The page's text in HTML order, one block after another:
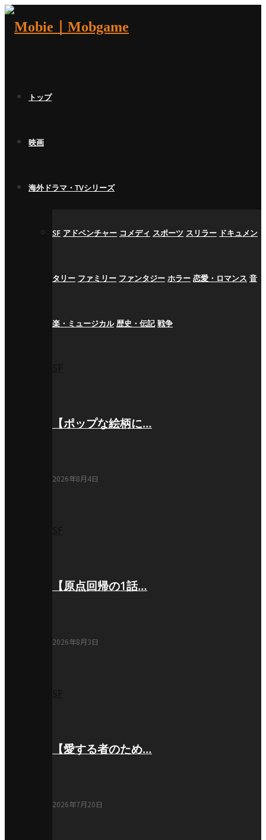
トップ
映画
海外ドラマ・TVシリーズ
SF アドベンチャー コメディ スポーツ スリラー ドキュメン
タリー ファミリー ファンタジー ホラー 恋愛・ロマンス 音
楽・ミュージカル 歴史・伝記 戦争
【ポップな絵柄に…
2026年8月4日
【原点回帰の1話…
2026年8月3日
【愛する者のため…
2026年7月20日